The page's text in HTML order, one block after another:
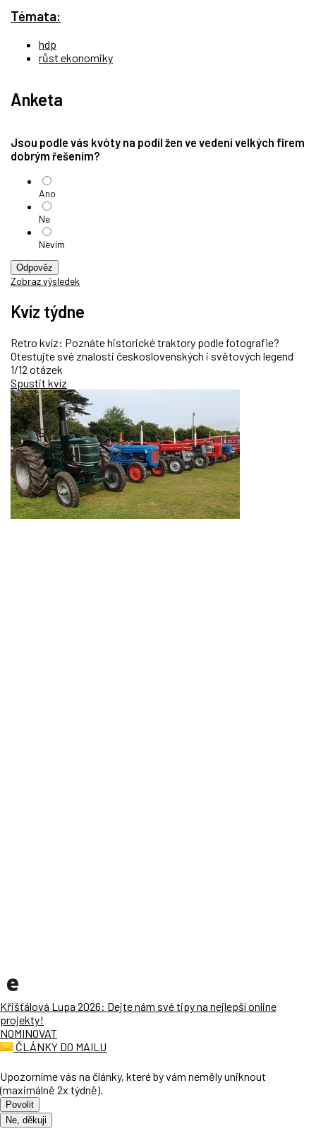
Témata:
hdp
růst ekonomiky
Anketa
Jsou podle vás kvóty na podíl žen ve vedení velkých firem
dobrým řešením?
Ano
Ne
Nevím
Odpověz
Zobraz výsledek
Kvíz týdne
Retro kvíz: Poznáte historické traktory podle fotografie?
Otestujte své znalosti československých i světových legend
1/12 otázek
Spustit kvíz
Křišťálová Lupa 2026: Dejte nám své tipy na nejlepší online
projekty!
NOMINOVAT
ČLÁNKY DO MAILU
Upozorníme vás na články, které by vám neměly uniknout
(maximálně 2x týdně).
Povolit
Ne, děkuji